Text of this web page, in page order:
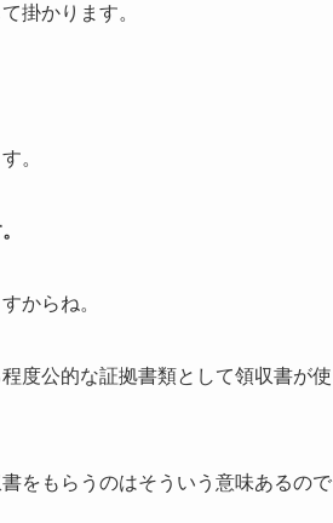
掛かります。
。
からね。
度公的な証拠書類として領収書が使
をもらうのはそういう意味あるので